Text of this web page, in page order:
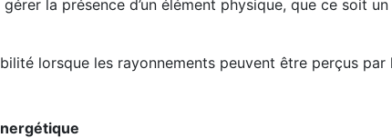
la présence d’un élément physique, que ce soit
lorsque les rayonnements peuvent être perçus